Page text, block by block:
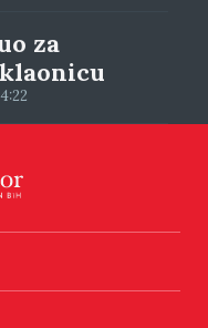
za